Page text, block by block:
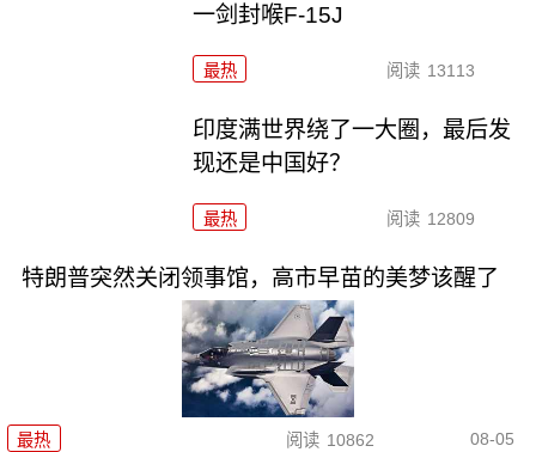
一剑封喉F-15J
最热 阅读 13113
印度满世界绕了一大圈，最后发
现还是中国好？
最热 阅读 12809
特朗普突然关闭领事馆，高市早苗的美梦该醒了
最热 阅读 10862 08-05